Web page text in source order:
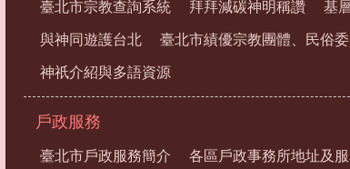
臺北市宗教查詢系統 拜拜減碳神明稱讚 基
與神同遊護台北 臺北市績優宗教團體、民俗
神祇介紹與多語資源
戶政服務
臺北市戶政服務簡介 各區戶政事務所地址及